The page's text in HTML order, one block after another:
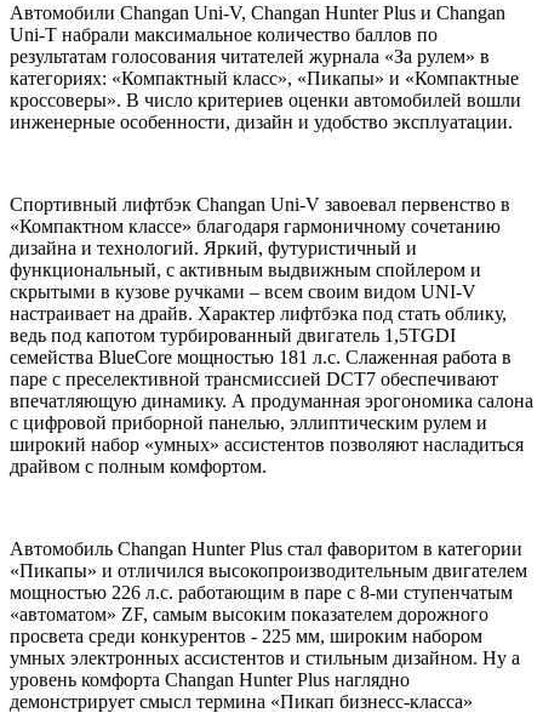
Автомобили Changan Uni-V, Changan Hunter Plus и Changan
Uni-T набрали максимальное количество баллов по
результатам голосования читателей журнала «За рулем» в
категориях: «Компактный класс», «Пикапы» и «Компактные
кроссоверы». В число критериев оценки автомобилей вошли
инженерные особенности, дизайн и удобство эксплуатации.
Спортивный лифтбэк Changan Uni-V завоевал первенство в
«Компактном классе» благодаря гармоничному сочетанию
дизайна и технологий. Яркий, футуристичный и
функциональный, с активным выдвижным спойлером и
скрытыми в кузове ручками – всем своим видом UNI-V
настраивает на драйв. Характер лифтбэка под стать облику,
ведь под капотом турбированный двигатель 1,5TGDI
семейства BlueCore мощностью 181 л.с. Слаженная работа в
паре с преселективной трансмиссией DCT7 обеспечивают
впечатляющую динамику. А продуманная эрогономика салона
с цифровой приборной панелью, эллиптическим рулем и
широкий набор «умных» ассистентов позволяют насладиться
драйвом с полным комфортом.
Автомобиль Changan Hunter Plus стал фаворитом в категории
«Пикапы» и отличился высокопроизводительным двигателем
мощностью 226 л.с. работающим в паре с 8-ми ступенчатым
«автоматом» ZF, самым высоким показателем дорожного
просвета среди конкурентов - 225 мм, широким набором
умных электронных ассистентов и стильным дизайном. Ну а
уровень комфорта Changan Hunter Plus наглядно
демонстрирует смысл термина «Пикап бизнесс-класса»